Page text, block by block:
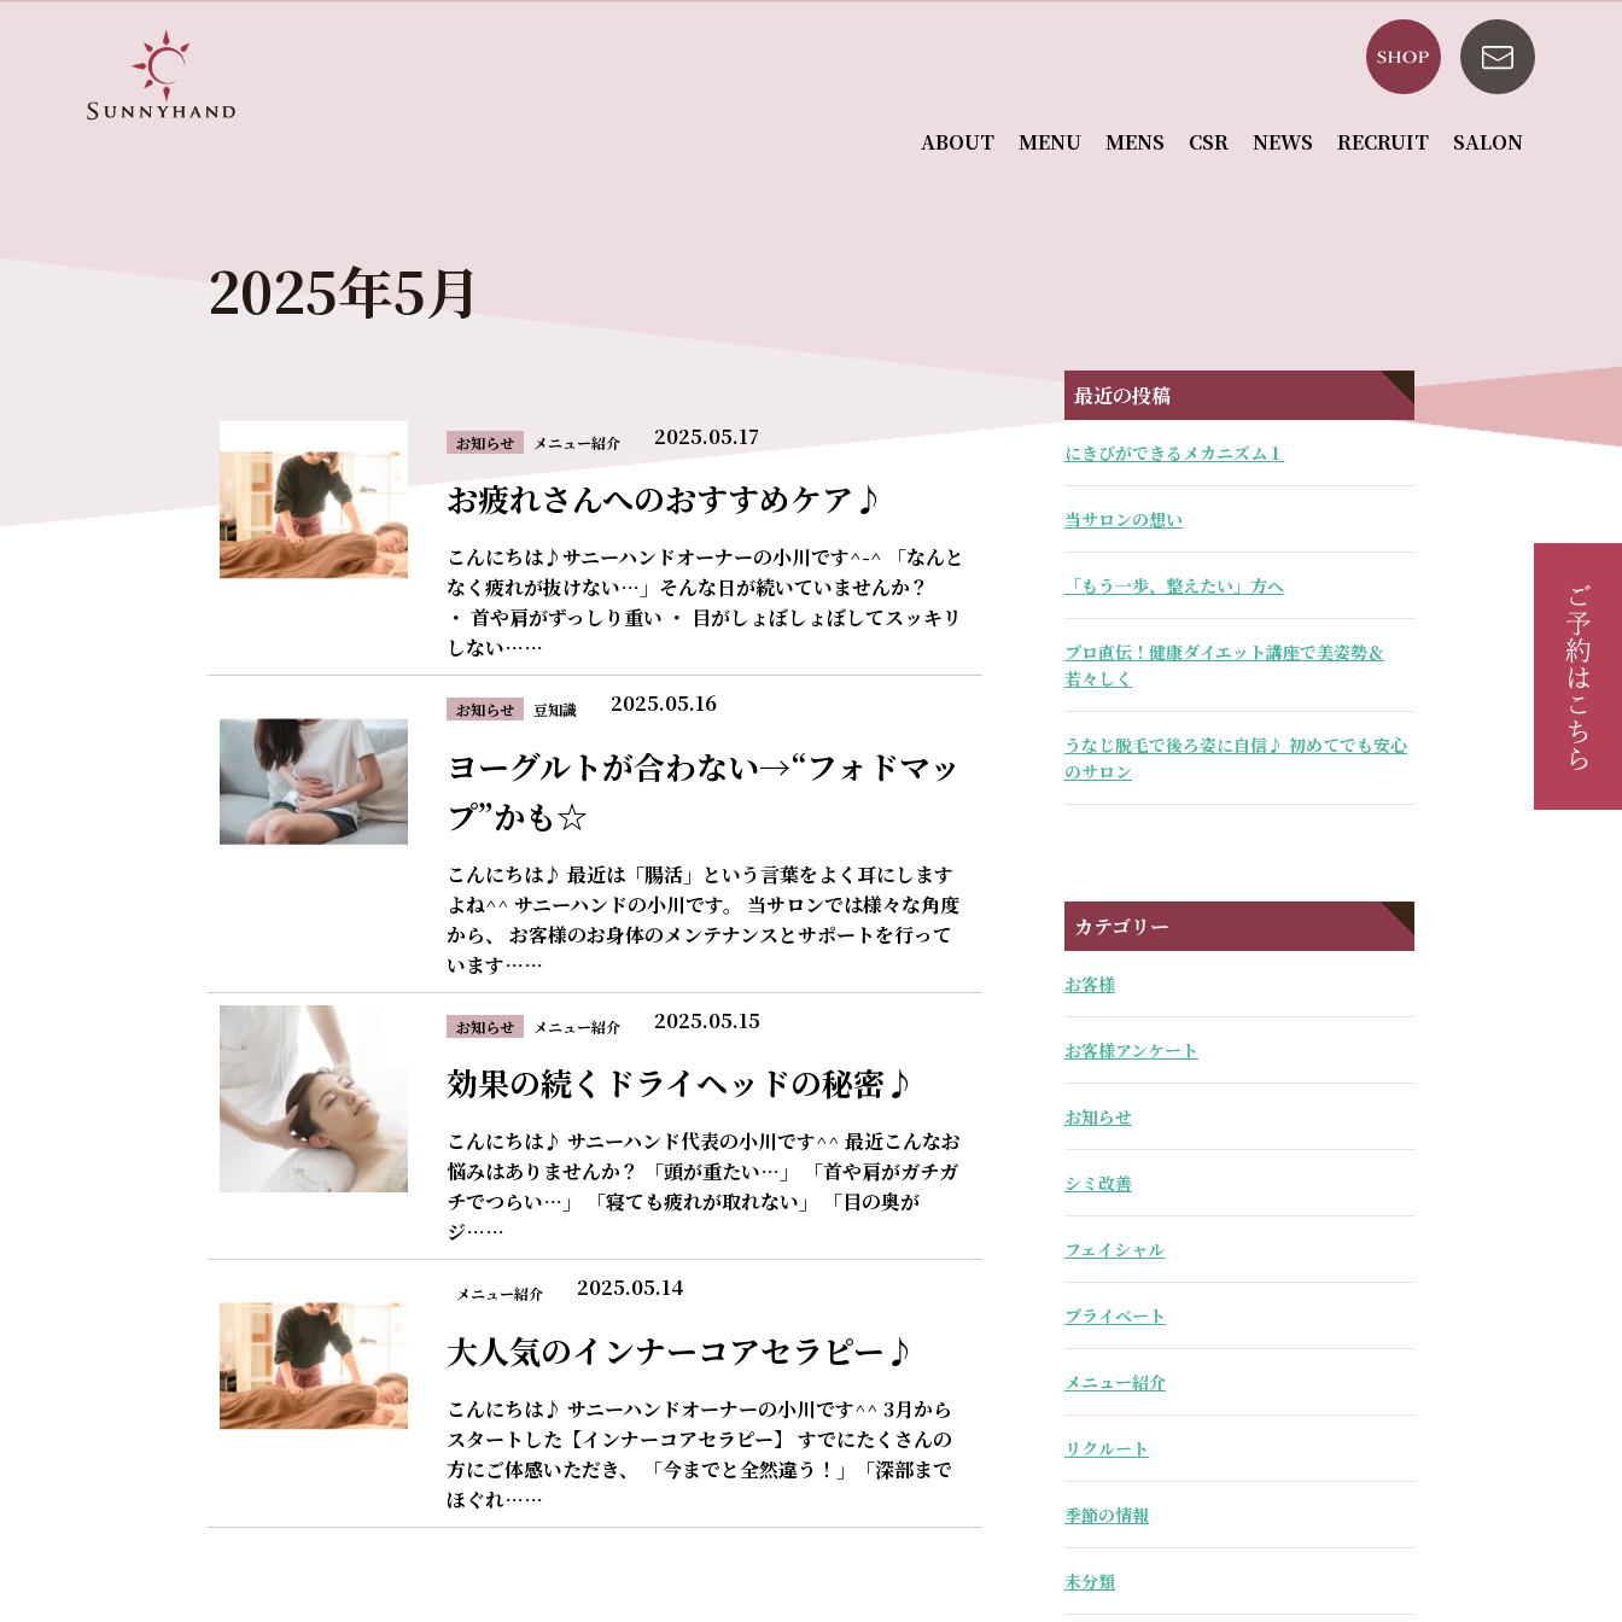
ABOUT MENU MENS CSR NEWS RECRUIT SALON
2025年5月
お知らせ メニュー紹介 2025.05.17
お疲れさんへのおすすめケア♪
こんにちは♪サニーハンドオーナーの小川です^-^ 「なんと
なく疲れが抜けない…」そんな日が続いていませんか？
・ 首や肩がずっしり重い ・ 目がしょぼしょぼしてスッキリ
しない……
お知らせ 豆知識 2025.05.16
ヨーグルトが合わない→“フォドマッ
プ”かも☆
こんにちは♪ 最近は「腸活」という言葉をよく耳にします
よね^^ サニーハンドの小川です。 当サロンでは様々な角度
から、 お客様のお身体のメンテナンスとサポートを行って
います……
お知らせ メニュー紹介 2025.05.15
効果の続くドライヘッドの秘密♪
こんにちは♪ サニーハンド代表の小川です^^ 最近こんなお
悩みはありませんか？ 「頭が重たい…」 「首や肩がガチガ
チでつらい…」 「寝ても疲れが取れない」 「目の奥が
ジ……
メニュー紹介 2025.05.14
大人気のインナーコアセラピー♪
こんにちは♪ サニーハンドオーナーの小川です^^ 3月から
スタートした【インナーコアセラピー】 すでにたくさんの
方にご体感いただき、 「今までと全然違う！」「深部まで
ほぐれ……
最近の投稿
にきびができるメカニズム１
当サロンの想い
「もう一歩、整えたい」方へ
プロ直伝！健康ダイエット講座で美姿勢＆
若々しく
うなじ脱毛で後ろ姿に自信♪ 初めてでも安心
のサロン
カテゴリー
お客様
お客様アンケート
お知らせ
シミ改善
フェイシャル
プライベート
メニュー紹介
リクルート
季節の情報
未分類